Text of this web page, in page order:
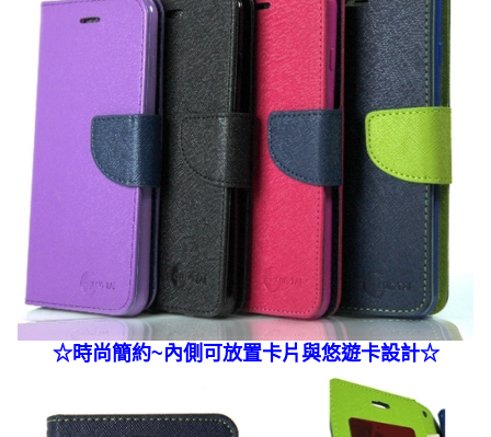
☆時尚簡約~內側可放置卡片與悠遊卡設計☆